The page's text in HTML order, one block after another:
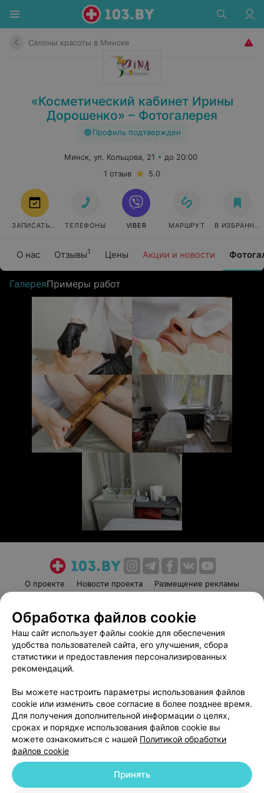
Салоны красоты в Минске
«Косметический кабинет Ирины
Дорошенко» – Фотогалерея
Профиль подтвержден
О нас Отзывы1 Цены Акции и новости
Минск, ул. Кольцова, 21
до 20:00
1 отзыв
5.0
ЗАПИСАТЬСЯ ТЕЛЕФОНЫ VIBER МАРШРУТ В ИЗБРАННОЕ
ГалереяПримеры работ
О проекте Новости проекта
Размещение рекламы
Пользовательское соглашение
Способы оплаты
Вакансии
Партнеры
Написать руководителю 103.by
Обработка персональных данных
© 2026 ООО «Артокс Лаб», УНП 191700409 | 220012, Республика Беларусь,
Обработка файлов cookie
Наш сайт использует файлы cookie для обеспечения
удобства пользователей сайта, его улучшения, сбора
статистики и предоставления персонализированных
рекомендаций.
Вы можете настроить параметры использования файлов
cookie или изменить свое согласие в более позднее время.
Для получения дополнительной информации о целях,
сроках и порядке использования файлов cookie вы
можете ознакомиться с нашей Политикой обработки
файлов cookie
Принять